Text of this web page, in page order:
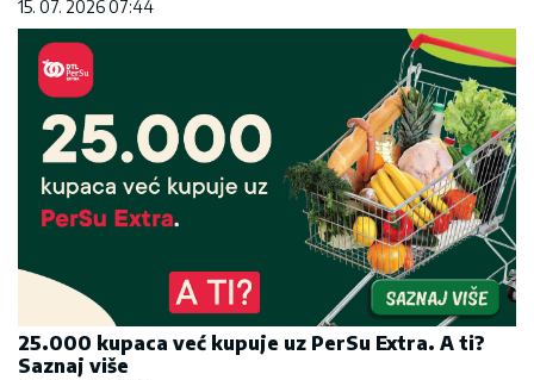
15. 07. 2026 07:44
25.000 kupaca već kupuje uz PerSu Extra. A ti?
Saznaj više